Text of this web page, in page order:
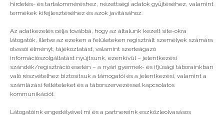
hirdetés- és tartalomméréshez, nézettségi adatok gyűjtéséhez, valamint
termékek kifejlesztéséhez és azok javításához.
Az adatkezelés célja továbbá, hogy az általunk kezelt site-okra
látogatók, illetve az ezeken a felületeken regisztrált személyek számára
olvasói élményt, tájékoztatást, valamint szerteágazó
információszolgáltatást nyújtsunk, ezenkívül – jelentkezési
szándék/regisztráció esetén – a nyári gyermek- és ifjúsági táborainkban
való részvételhez biztosítsuk a támogatói és a jelentkezési, valamint a
számlázási feltételeket és a táborszervezéssel kapcsolatos
kommunikációt.
Látogatóink engedélyével mi és a partnereink eszközleolvasásos
Még több